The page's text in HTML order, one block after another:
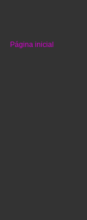
Página inicial